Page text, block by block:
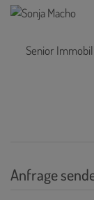
Senior
Anfrage